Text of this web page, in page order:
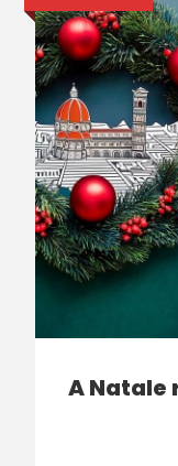
A Natale